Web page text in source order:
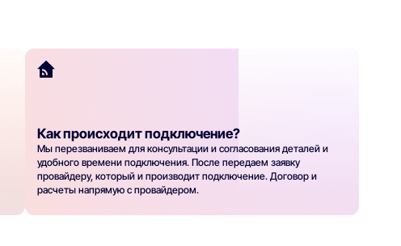
Как происходит подключение?
Мы перезваниваем для консультации и согласования деталей и
удобного времени подключения. После передаем заявку
провайдеру, который и производит подключение. Договор и
расчеты напрямую с провайдером.